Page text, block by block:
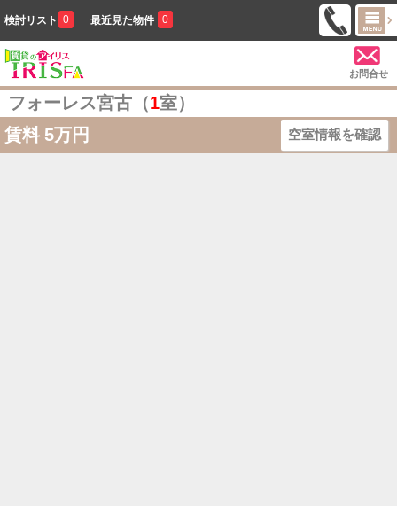
検討リスト 0 最近見た物件 0
お問合せ
フォーレス宮古（1室）
賃料 5万円 空室情報を確認